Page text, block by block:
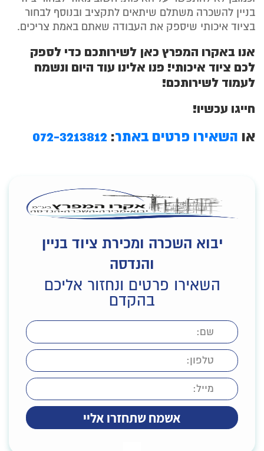
בניין להשכרה משתלם שיתאים לתקציב ובנוסף לבחור
בציוד איכותי שיספק את העבודה שאתם באמת צריכים.
אנו באקרו המפרץ כאן לשירותכם כדי לספק
לכם ציוד איכותי! פנו אלינו עוד היום ונשמח
לעמוד לשירותכם!
חייגו עכשיו!
או השאירו פרטים באתר:
072-3213812
יבוא השכרה ומכירת ציוד בניין
והנדסה
השאירו פרטים ונחזור אליכם
בהקדם